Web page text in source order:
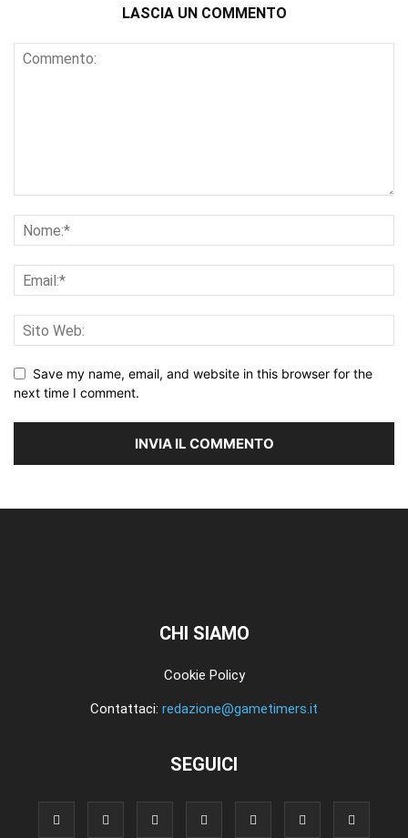
LASCIA UN COMMENTO
Save my name, email, and website in this browser for the
next time I comment.
CHI SIAMO
Cookie Policy
Contattaci: redazione@gametimers.it
SEGUICI